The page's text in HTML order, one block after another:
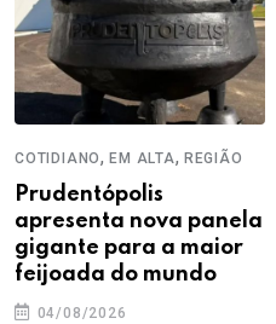
COTIDIANO,EM ALTA, REGIÃO
Prudentópolis
apresenta nova panela
gigante para a maior
feijoada do mundo
04/08/2026